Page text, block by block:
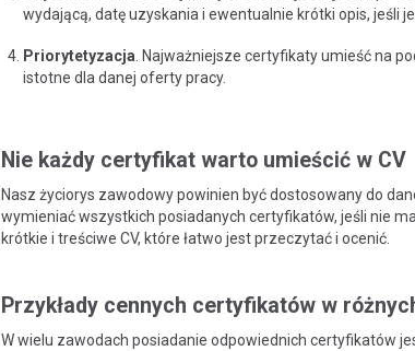
wydającą, datę uzyskania i ewentualnie krótki opis, jeśli
Priorytetyzacja. Najważniejsze certyfikaty umieść na
istotne dla danej oferty pracy.
Nie każdy certyfikat warto umieścić w CV
Nasz życiorys zawodowy powinien być dostosowany do
wymieniać wszystkich posiadanych certyfikatów, jeśli nie
krótkie i treściwe CV, które łatwo jest przeczytać i ocenić.
Przykłady cennych certyfikatów w
W wielu zawodach posiadanie odpowiednich certyfikatów